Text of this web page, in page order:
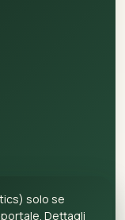
solo se
Dettagli